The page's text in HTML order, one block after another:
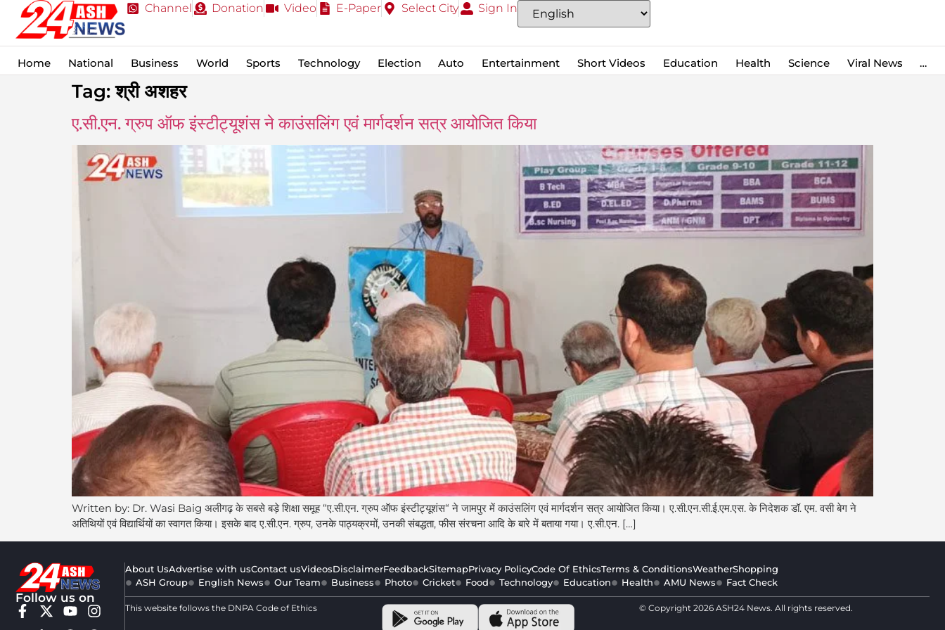
Channel Donation Video E-Paper Select City Sign In
Home National Business World Sports Technology Election Auto Entertainment Short Videos Education Health Science Viral News …
Tag:श्री अशहर
ए.सी.एन. ग्रुप ऑफ इंस्टीट्यूशंस ने काउंसलिंग एवं मार्गदर्शन सत्र आयोजित किया
Written by: Dr. Wasi Baig अलीगढ़ के सबसे बड़े शिक्षा समूह “ए.सी.एन. ग्रुप ऑफ इंस्टीट्यूशंस“ ने जामपुर में काउंसलिंग एवं मार्गदर्शन सत्र आयोजित किया। ए.सी.एन.सी.ई.एम.एस. के निदेशक डॉ. एम. वसी बेग ने
अतिथियों एवं विद्यार्थियों का स्वागत किया। इसके बाद ए.सी.एन. ग्रुप, उनके पाठ्यक्रमों, उनकी संबद्धता, फीस संरचना आदि के बारे में बताया गया। ए.सी.एन. […]
Follow us on
About UsAdvertise with usContact usVideosDisclaimerFeedbackSitemapPrivacy PolicyCode Of EthicsTerms & ConditionsWeatherShopping
ASH Group
English News Our Team Business Photo Cricket Food Technology Education Health AMU News Fact Check
This website follows the DNPA Code of Ethics © Copyright 2026 ASH24 News. All rights reserved.